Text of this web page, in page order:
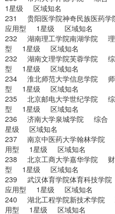
1星级 区域知名
231 贵阳医学院神奇民族
应用型 1星级 区域知名
232 湖南理工学院南湖学
型 1星级 区域知名
232 湖南文理学院芙蓉学
型 1星级 区域知名
234 淮北师范大学信息学
型 1星级 区域知名
235 北京邮电大学世纪学
型 1星级 区域知名
236 济南大学泉城学院
星级 区域知名
237 南京中医药大学翰林
用型 1星级 区域知名
238 北京工商大学嘉华学
型 1星级 区域知名
239 武汉体育学院体育科
应用型 1星级 区域知名
240 湖北工程学院新技术
用型 1星级 区域知名